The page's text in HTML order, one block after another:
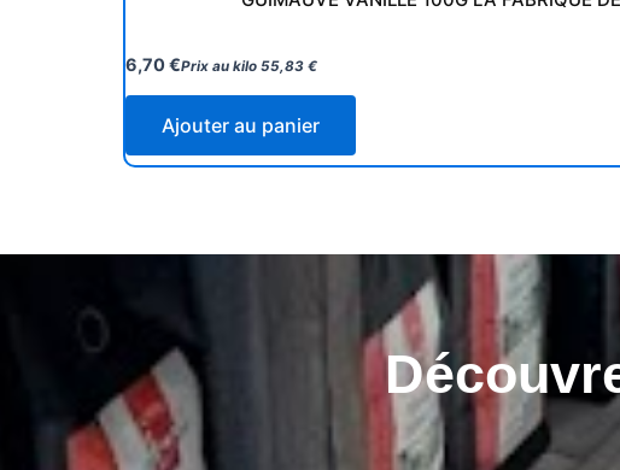
6,70€Prix au kilo 55,83 €
Ajouter au panier